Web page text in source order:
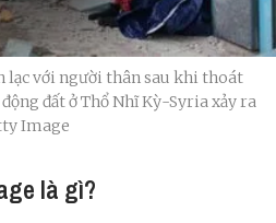
lạc với người thân sau khi thoát
đất ở Thổ Nhĩ Kỳ-Syria xảy ra
Image
là gì?